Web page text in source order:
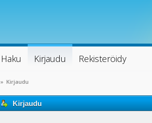
Haku Kirjaudu Rekisteröidy
» Kirjaudu
Kirjaudu